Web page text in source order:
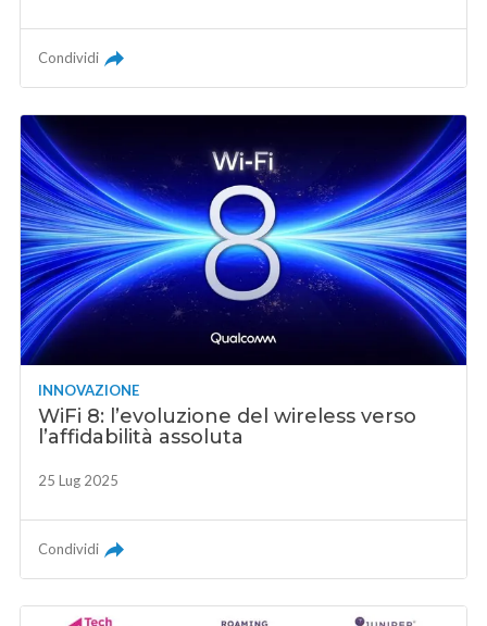
Condividi
INNOVAZIONE
WiFi 8: l’evoluzione del wireless verso
l’affidabilità assoluta
25 Lug 2025
Condividi